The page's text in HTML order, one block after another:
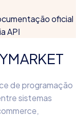
oficial
API
de programação
sistemas